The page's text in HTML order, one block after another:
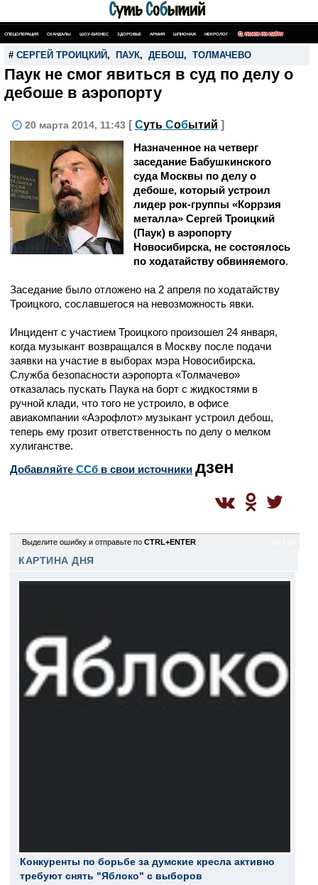
СПЕЦОПЕРАЦИЯ СКАНДАЛЫ ШОУ-БИЗНЕС ЗДОРОВЬЕ АРМИЯ ШПИОНАЖ НЕКРОЛОГ ПОИСК ПО САЙТУ
# СЕРГЕЙ ТРОИЦКИЙ , ПАУК, ДЕБОШ , ТОЛМАЧЕВО
Паук не смог явиться в суд по делу о
дебоше в аэропорту
20 марта 2014, 11:43 [ Суть Событий ]
Назначенное на четверг
заседание Бабушкинского
суда Москвы по делу о
дебоше, который устроил
лидер рок-группы «Коррзия
металла» Сергей Троицкий
(Паук) в аэропорту
Новосибирска, не состоялось
по ходатайству обвиняемого.
Заседание было отложено на 2 апреля по ходатайству
Троицкого, сославшегося на невозможность явки.
Инцидент с участием Троицкого произошел 24 января,
когда музыкант возвращался в Москву после подачи
заявки на участие в выборах мэра Новосибирска.
Служба безопасности аэропорта «Толмачево»
отказалась пускать Паука на борт с жидкостями в
ручной клади, что того не устроило, в офисе
авиакомпании «Аэрофлот» музыкант устроил дебош,
теперь ему грозит ответственность по делу о мелком
хулиганстве.
Добавляйте CСб в свои источники дзен
Выделите ошибку и отправьте по CTRL+ENTER
КАРТИНА ДНЯ
Конкуренты по борьбе за думские кресла активно
требуют снять "Яблоко" с выборов